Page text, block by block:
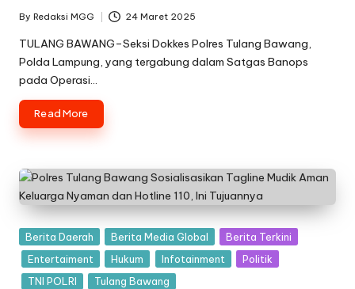
Posted
by
By Redaksi MGG 24 Maret 2025
TULANG BAWANG–Seksi Dokkes Polres Tulang Bawang,
Polda Lampung, yang tergabung dalam Satgas Banops
pada Operasi…
Read More
Posted
in
Berita Daerah Berita Media Global
Berita Terkini
Entertaiment
Hukum Infotainment
Politik
TNI POLRI
Tulang Bawang